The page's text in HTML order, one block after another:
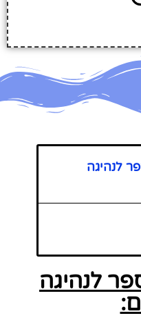
לנהיגה
לנהיגה